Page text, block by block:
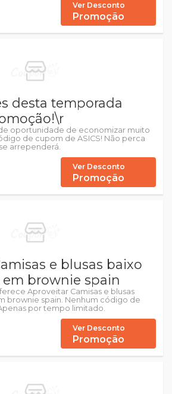
Ver Desconto
Promoção
desta temporada
oportunidade de economizar muito
de cupom de ASICS! Não perca
arrependerá.
Ver Desconto
Promoção
e blusas baixo
em brownie spain
Aproveitar Camisas e blusas
brownie spain. Nenhum código de
por tempo limitado.
Ver Desconto
Promoção